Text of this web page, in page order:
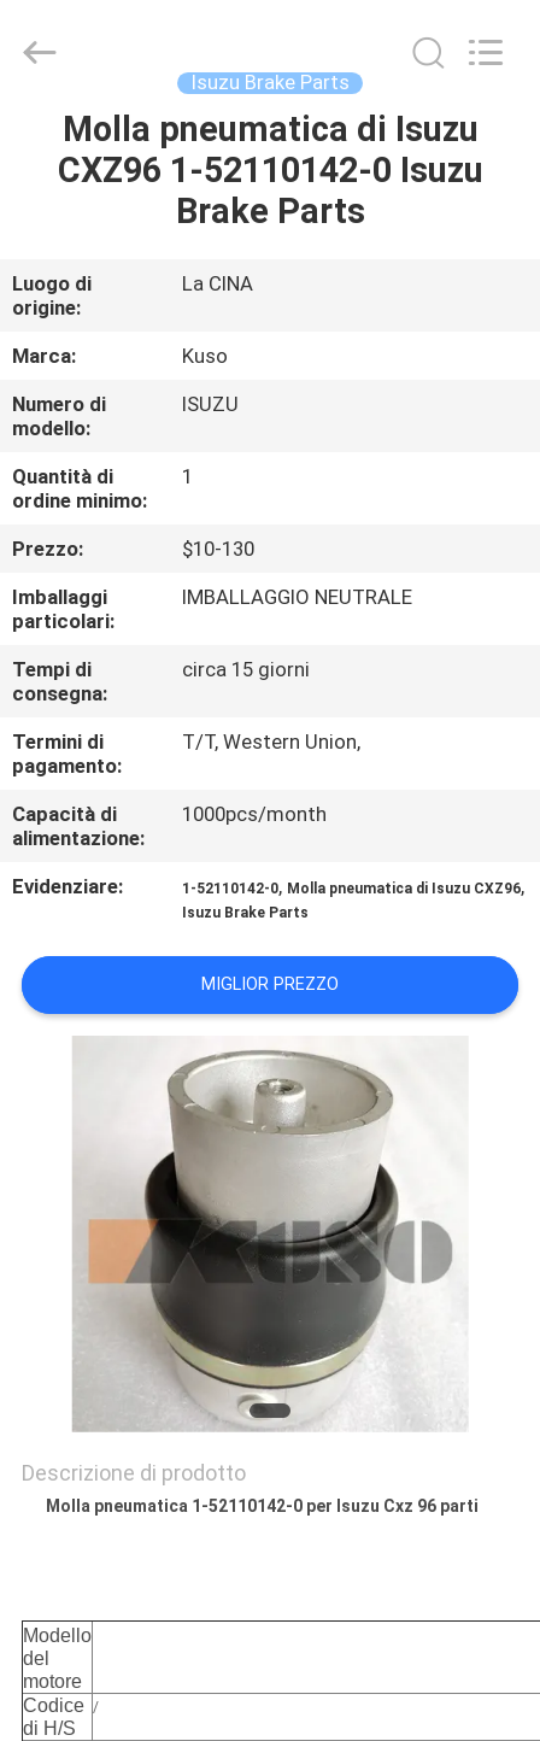
CASA
CIRCA
NOI
GIRO
DELLA
FABBRICA
CONTROLLO
DI
QUALITÀ
CONTATTICI
RICHIEDA
CITAZIONE
MAPPA
POLICY
Technology
Isuzu Brake Parts
Molla pneumatica di Isuzu
CXZ96 1-52110142-0 Isuzu
Brake Parts
Luogo di
origine:
La CINA
Marca:
Kuso
Numero di
modello:
ISUZU
Quantità di
ordine minimo:
1
Prezzo:
$10-130
Imballaggi
particolari:
IMBALLAGGIO NEUTRALE
Tempi di
consegna:
circa 15 giorni
Termini di
pagamento:
T/T, Western Union,
Capacità di
alimentazione:
1000pcs/month
Evidenziare: 1-52110142-0, Molla pneumatica di Isuzu CXZ96,
Isuzu Brake Parts
MIGLIOR PREZZO
Descrizione di prodotto
Molla pneumatica 1-52110142-0 per Isuzu Cxz 96 parti
Modello
del
motore
Codice
di H/S
/